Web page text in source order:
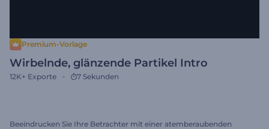
Premium-Vorlage
Wirbelnde, glänzende Partikel Intro
12K+ Exporte 7 Sekunden
Beeindrucken Sie Ihre Betrachter mit einer atemberaubenden